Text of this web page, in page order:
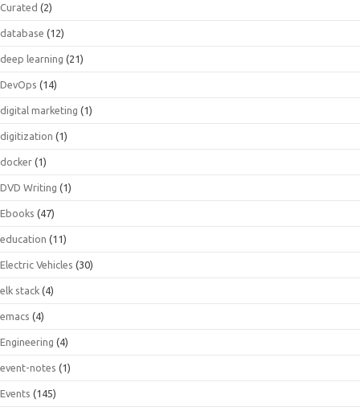
Curated (2)
database (12)
deep learning (21)
DevOps (14)
digital marketing (1)
digitization (1)
docker (1)
DVD Writing (1)
Ebooks (47)
education (11)
Electric Vehicles (30)
elk stack (4)
emacs (4)
Engineering (4)
event-notes (1)
Events (145)